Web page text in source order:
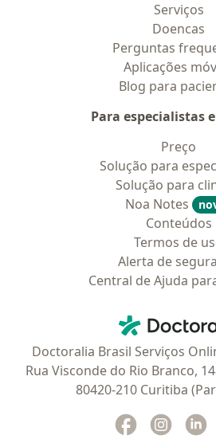
Serviços
Doencas
Perguntas
Aplicações
Blog para
Para especialistas
Preço
Solução para
Solução para
Noa Notes
Conteúdos
Termos de
Alerta de
Central de Ajuda
Doctoralia Brasil Serviços
Rua Visconde do Rio Branco,
80420-210 Curitiba
Facebook
abre num
abre